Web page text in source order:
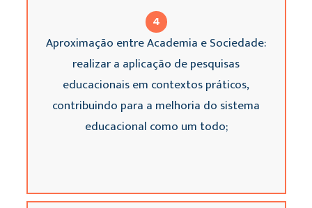
4
Aproximação entre Academia e Sociedade:
realizar a aplicação de pesquisas
educacionais em contextos práticos,
contribuindo para a melhoria do sistema
educacional como um todo;